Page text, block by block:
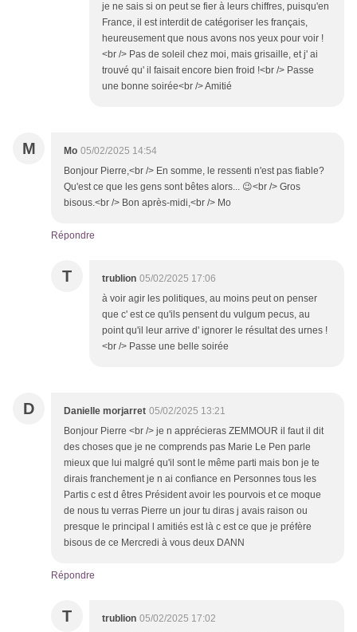
je ne sais si on peut se fier à leurs chiffres, puisqu'en
France, il est interdit de catégoriser les français,
heureusement que nous avons nos yeux pour voir !
<br /> Pas de soleil chez moi, mais grisaille, et j' ai
trouvé qu' il faisait encore bien froid !<br /> Passe
une bonne soirée<br /> Amitié
M Mo 05/02/2025 14:54
Bonjour Pierre,<br /> En somme, le ressenti n'est pas fiable?
Qu'est ce que les gens sont bêtes alors... 😉<br /> Gros
bisous.<br /> Bon après-midi,<br /> Mo
Répondre
T trublion 05/02/2025 17:06
à voir agir les politiques, au moins peut on penser
que c' est ce qu'ils pensent du vulgum pecus, au
point qu'il leur arrive d' ignorer le résultat des urnes !
<br /> Passe une belle soirée
D Danielle morjarret 05/02/2025 13:21
Bonjour Pierre <br /> je n apprécieras ZEMMOUR il faut il dit
des choses que je ne comprends pas Marie Le Pen parle
mieux que lui malgré qu'il sont le même parti mais bon je te
dirais franchement je n ai confiance en Personnes tous les
Partis c est d êtres Président avoir les pourvois et ce moque
de nous tu verras Pierre un jour tu diras j avais raison ou
presque le principal l amitiés est là c est ce que je préfère
bisous de ce Mercredi à vous deux DANN
Répondre
T trublion 05/02/2025 17:02